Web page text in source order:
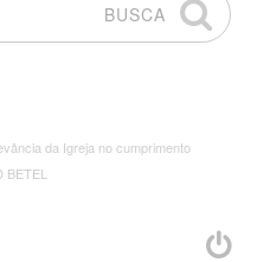
BUSCA
da Igreja no cumprimento